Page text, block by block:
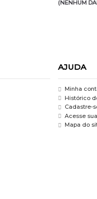
(NENHUM
AJUDA
Minha
Histórico
Cadastre-
Acesse
Mapa do